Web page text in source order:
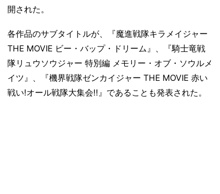
開された。
各作品のサブタイトルが、『魔進戦隊キラメイジャー
THE MOVIE ビー・バップ・ドリーム』、『騎士竜戦
隊リュウソウジャー 特別編 メモリー・オブ・ソウルメ
イツ』、『機界戦隊ゼンカイジャー THE MOVIE 赤い
戦い!オール戦隊大集会!!』であることも発表された。